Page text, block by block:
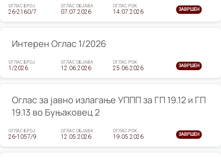
ОГЛАС БРОЈ
26-2160/7
ОГЛАС ОБЈАВА
07.07.2026
ОГЛАС РОК
14.07.2026 ЗАВРШЕН
Интерен Оглас 1/2026
ОГЛАС БРОЈ
1/2026
ОГЛАС ОБЈАВА
12.06.2026
ОГЛАС РОК
25.06.2026 ЗАВРШЕН
Оглас за јавно излагање УППП за ГП 19.12 и ГП
19.13 во Буњаковец 2
ОГЛАС БРОЈ
26-1057/9
ОГЛАС ОБЈАВА
12.05.2026
ОГЛАС РОК
19.05.2026 ЗАВРШЕН